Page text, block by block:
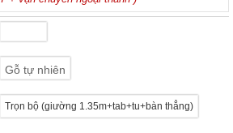
Gỗ tự nhiên
Trọn bộ (giường 1.35m+tab+tu+bàn thẳng)